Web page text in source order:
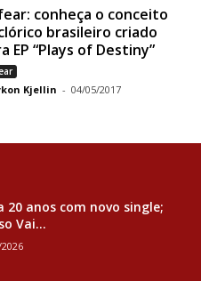
conheça o conceito
brasileiro criado
EP “Plays of Destiny”
Kjellin - 04/05/2017
20 anos com novo single;
Vai...